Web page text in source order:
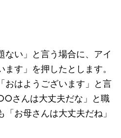
ない」と言う場合に、アイ
す」を押したとします。
おはようございます」と言
さんは大丈夫だな」と職
お母さんは大丈夫だね」